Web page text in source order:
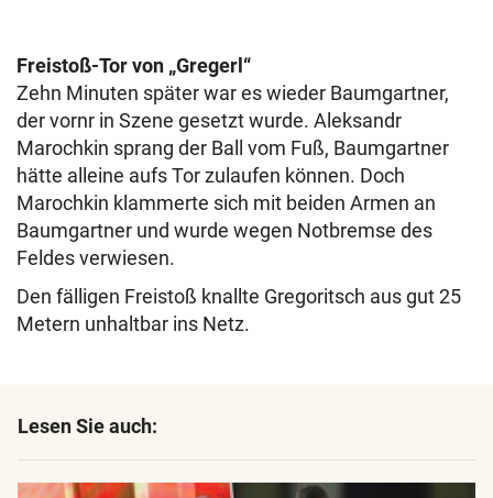
Freistoß-Tor von „Gregerl“
Zehn Minuten später war es wieder Baumgartner,
der vornr in Szene gesetzt wurde. Aleksandr
Marochkin sprang der Ball vom Fuß, Baumgartner
hätte alleine aufs Tor zulaufen können. Doch
Marochkin klammerte sich mit beiden Armen an
Baumgartner und wurde wegen Notbremse des
Feldes verwiesen.
Den fälligen Freistoß knallte Gregoritsch aus gut 25
Metern unhaltbar ins Netz.
Lesen Sie auch: